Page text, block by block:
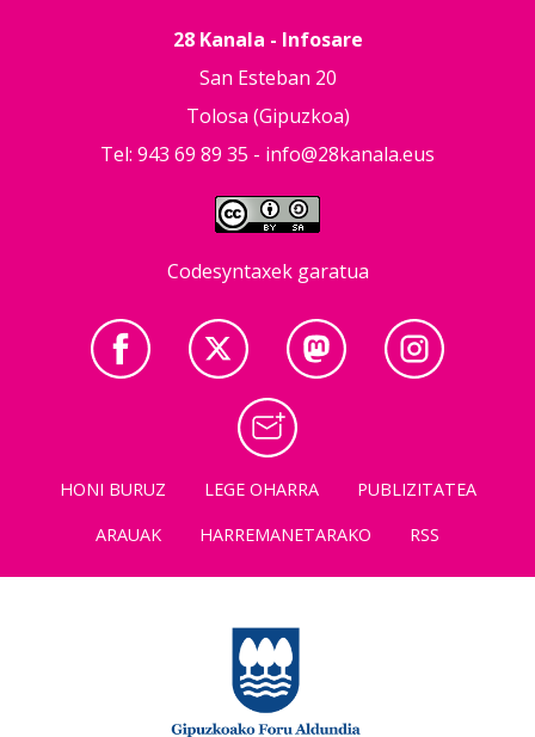
28 Kanala - Infosare
San Esteban 20
Tolosa (Gipuzkoa)
Tel: 943 69 89 35 - info@28kanala.eus
Codesyntaxek garatua
HONI BURUZ LEGE OHARRA
PUBLIZITATEA
ARAUAK
HARREMANETARAKO RSS